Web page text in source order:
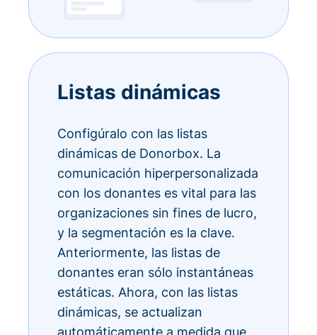
Listas dinámicas
Configúralo con las listas
dinámicas de Donorbox. La
comunicación hiperpersonalizada
con los donantes es vital para las
organizaciones sin fines de lucro,
y la segmentación es la clave.
Anteriormente, las listas de
donantes eran sólo instantáneas
estáticas. Ahora, con las listas
dinámicas, se actualizan
automáticamente a medida que